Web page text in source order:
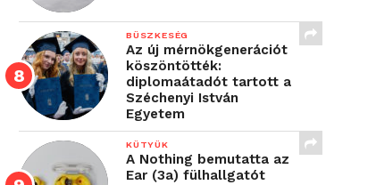
BÜSZKESÉG
Az új mérnökgenerációt
köszöntötték:
diplomaátadót tartott a
Széchenyi István
Egyetem
KÜTYÜK
A Nothing bemutatta az
Ear (3a) fülhallgatót